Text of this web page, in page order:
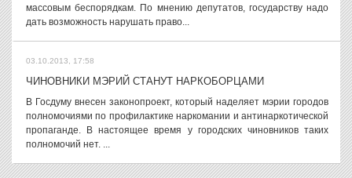
массовым беспорядкам. По мнению депутатов, государству надо
дать возможность нарушать право...
03.10.2013, 17:58
ЧИНОВНИКИ МЭРИЙ СТАНУТ НАРКОБОРЦАМИ
В Госдуму внесен законопроект, который наделяет мэрии городов
полномочиями по профилактике наркомании и антинаркотической
пропаганде. В настоящее время у городских чиновников таких
полномочий нет. ...